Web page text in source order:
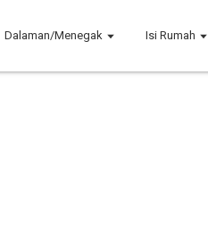
Dalaman/Menegak Isi Rumah